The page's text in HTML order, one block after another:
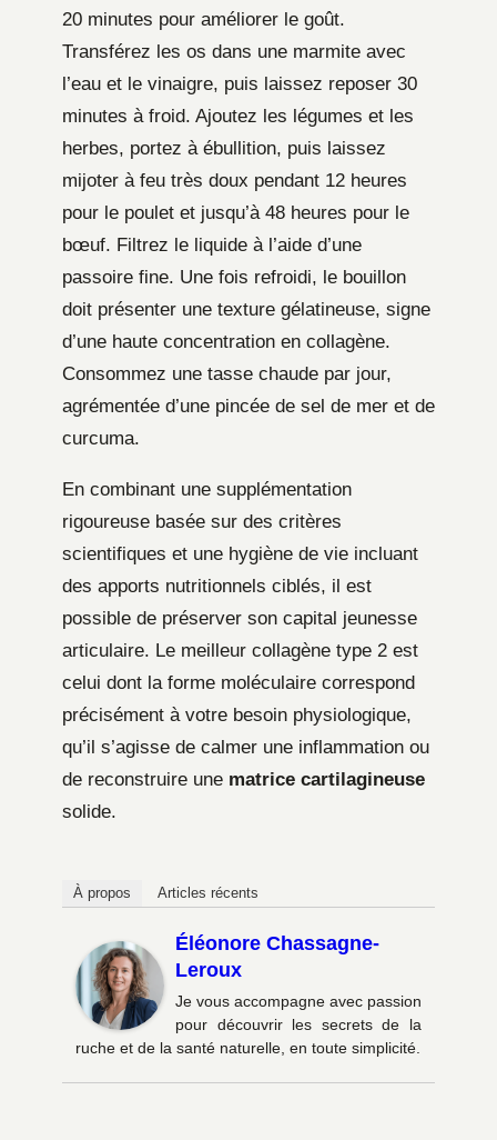
20 minutes pour améliorer le goût.
Transférez les os dans une marmite avec
l’eau et le vinaigre, puis laissez reposer 30
minutes à froid. Ajoutez les légumes et les
herbes, portez à ébullition, puis laissez
mijoter à feu très doux pendant 12 heures
pour le poulet et jusqu’à 48 heures pour le
bœuf. Filtrez le liquide à l’aide d’une
passoire fine. Une fois refroidi, le bouillon
doit présenter une texture gélatineuse, signe
d’une haute concentration en collagène.
Consommez une tasse chaude par jour,
agrémentée d’une pincée de sel de mer et de
curcuma.
En combinant une supplémentation
rigoureuse basée sur des critères
scientifiques et une hygiène de vie incluant
des apports nutritionnels ciblés, il est
possible de préserver son capital jeunesse
articulaire. Le meilleur collagène type 2 est
celui dont la forme moléculaire correspond
précisément à votre besoin physiologique,
qu’il s’agisse de calmer une inflammation ou
de reconstruire une matrice cartilagineuse
solide.
À propos Articles récents
Éléonore Chassagne-
Leroux
Je vous accompagne avec passion
pour découvrir les secrets de la
ruche et de la santé naturelle, en toute simplicité.